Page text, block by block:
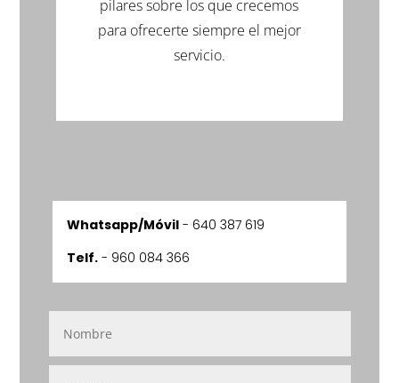
pilares sobre los que crecemos
para ofrecerte siempre el mejor
servicio.
Whatsapp/Móvil- 640 387 619
Telf.- 960 084 366